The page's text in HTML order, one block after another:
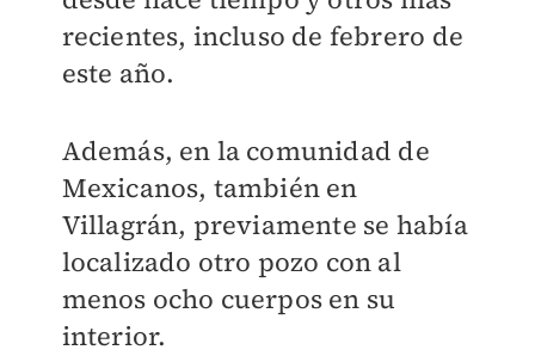
recientes, incluso de febrero de
este año.
Además, en la comunidad de
Mexicanos, también en
Villagrán, previamente se había
localizado otro pozo con al
menos ocho cuerpos en su
interior.